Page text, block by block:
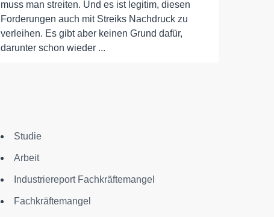
muss man streiten. Und es ist legitim, diesen
Forderungen auch mit Streiks Nachdruck zu
verleihen. Es gibt aber keinen Grund dafür,
darunter schon wieder ...
Studie
Arbeit
Industriereport Fachkräftemangel
Fachkräftemangel